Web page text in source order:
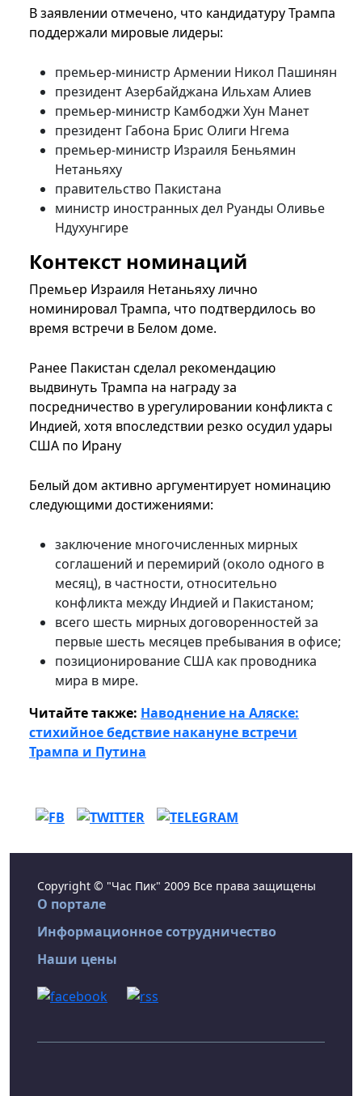
В заявлении отмечено, что кандидатуру Трампа
поддержали мировые лидеры:
премьер-министр Армении Никол Пашинян
президент Азербайджана Ильхам Алиев
премьер-министр Камбоджи Хун Манет
президент Габона Брис Олиги Нгема
премьер-министр Израиля Беньямин
Нетаньяху
правительство Пакистана
министр иностранных дел Руанды Оливье
Ндухунгире
Контекст номинаций
Премьер Израиля Нетаньяху лично
номинировал Трампа, что подтвердилось во
время встречи в Белом доме.
Ранее Пакистан сделал рекомендацию
выдвинуть Трампа на награду за
посредничество в урегулировании конфликта с
Индией, хотя впоследствии резко осудил удары
США по Ирану
Белый дом активно аргументирует номинацию
следующими достижениями:
заключение многочисленных мирных
соглашений и перемирий (около одного в
месяц), в частности, относительно
конфликта между Индией и Пакистаном;
всего шесть мирных договоренностей за
первые шесть месяцев пребывания в офисе;
позиционирование США как проводника
мира в мире.
Читайте также: Наводнение на Аляске:
стихийное бедствие накануне встречи
Трампа и Путина
Copyright © "Час Пик" 2009 Все права защищены
О портале
Информационное сотрудничество
Наши цены